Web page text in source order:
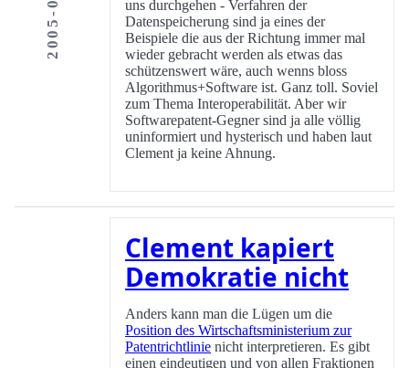
uns durchgehen - Verfahren der
Datenspeicherung sind ja eines der
Beispiele die aus der Richtung immer mal
wieder gebracht werden als etwas das
schützenswert wäre, auch wenns bloss
Algorithmus+Software ist. Ganz toll. Soviel
zum Thema Interoperabilität. Aber wir
Softwarepatent-Gegner sind ja alle völlig
uninformiert und hysterisch und haben laut
Clement ja keine Ahnung.
Clement kapiert
Demokratie nicht
Anders kann man die Lügen um die
Position des Wirtschaftsministerium zur
Patentrichtlinie nicht interpretieren. Es gibt
einen eindeutigen und von allen Fraktionen